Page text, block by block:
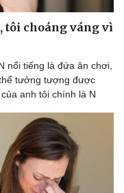
tôi choáng váng vì
nổi tiếng là đứa ăn chơi,
tưởng tượng được
anh tôi chính là N